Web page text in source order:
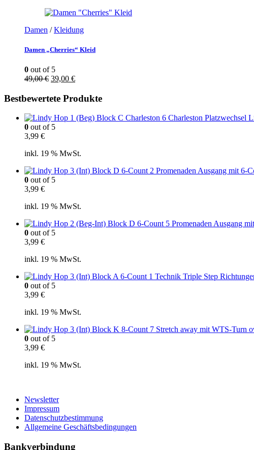
Damen /Kleidung
Damen „Cherries“ Kleid
0 out of 5
49,00€ Ursprünglicher
war:
39,00 €Aktueller
ist:
Bestbewertete Produkte
0 out of 5
3,99 €
inkl. 19 % MwSt.
0 out of 5
3,99 €
inkl. 19 % MwSt.
0 out of 5
3,99 €
inkl. 19 % MwSt.
0 out of 5
3,99 €
inkl. 19 % MwSt.
0 out of 5
3,99 €
inkl. 19 % MwSt.
Newsletter
Impressum
Datenschutzbestimmung
Allgemeine Geschäftsbedingungen
Bankverbindung